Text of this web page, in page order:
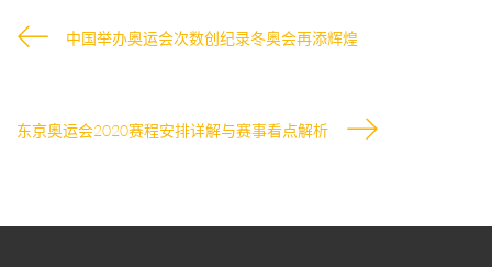
中国举办奥运会次数创纪录冬奥会再添辉煌
东京奥运会2020赛程安排详解与赛事看点解析